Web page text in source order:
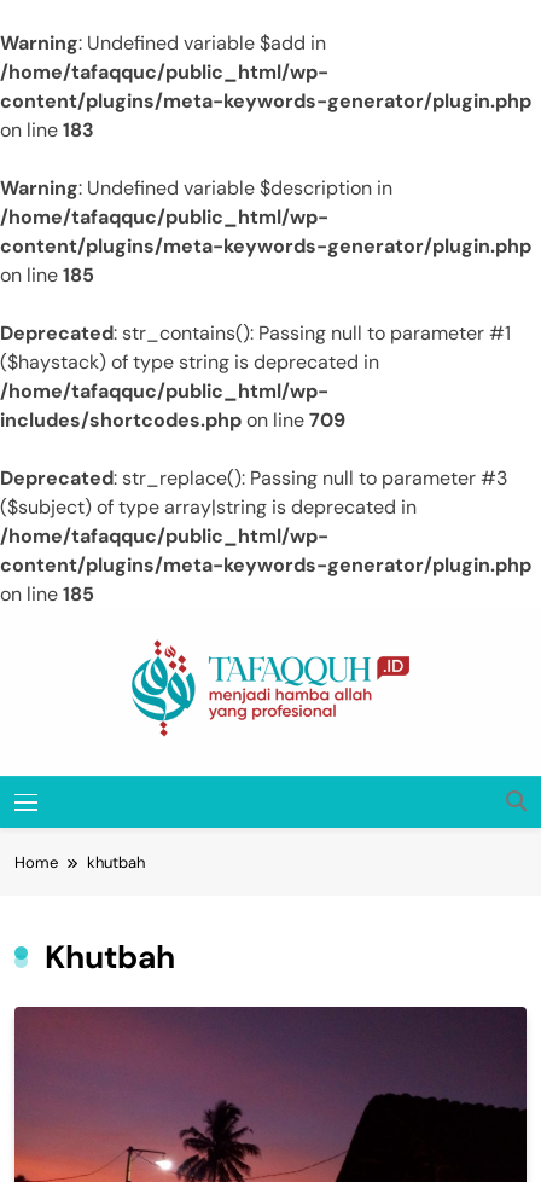
Warning: Undefined variable $add in
/home/tafaqquc/public_html/wp-
content/plugins/meta-keywords-generator/plugin.php
on line183
Warning: Undefined variable $description in
/home/tafaqquc/public_html/wp-
content/plugins/meta-keywords-generator/plugin.php
on line185
Deprecated: str_contains(): Passing null to parameter #1
($haystack) of type string is deprecated in
/home/tafaqquc/public_html/wp-
includes/shortcodes.phpon line709
Deprecated: str_replace(): Passing null to parameter #3
($subject) of type array|string is deprecated in
/home/tafaqquc/public_html/wp-
content/plugins/meta-keywords-generator/plugin.php
on line185
Tafaqquh.ID
Home khutbah
Khutbah